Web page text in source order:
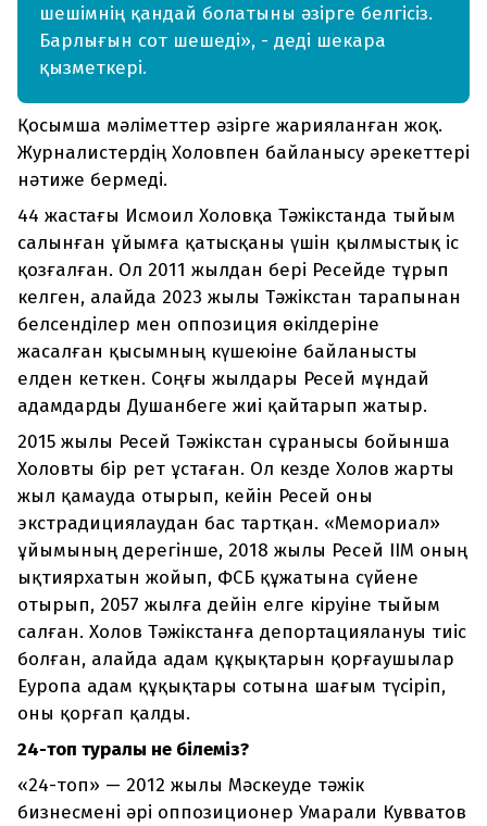
шешімнің қандай болатыны әзірге белгісіз.
Барлығын сот шешеді», - деді шекара
қызметкері.
Қосымша мәліметтер әзірге жарияланған жоқ.
Журналистердің Холовпен байланысу әрекеттері
нәтиже бермеді.
44 жастағы Исмоил Холовқа Тәжікстанда тыйым
салынған ұйымға қатысқаны үшін қылмыстық іс
қозғалған. Ол 2011 жылдан бері Ресейде тұрып
келген, алайда 2023 жылы Тәжікстан тарапынан
белсенділер мен оппозиция өкілдеріне
жасалған қысымның күшеюіне байланысты
елден кеткен. Соңғы жылдары Ресей мұндай
адамдарды Душанбеге жиі қайтарып жатыр.
2015 жылы Ресей Тәжікстан сұранысы бойынша
Холовты бір рет ұстаған. Ол кезде Холов жарты
жыл қамауда отырып, кейін Ресей оны
экстрадициялаудан бас тартқан. «Мемориал»
ұйымының дерегінше, 2018 жылы Ресей ІІМ оның
ықтиярхатын жойып, ФСБ құжатына сүйене
отырып, 2057 жылға дейін елге кіруіне тыйым
салған. Холов Тәжікстанға депортациялануы тиіс
болған, алайда адам құқықтарын қорғаушылар
Еуропа адам құқықтары сотына шағым түсіріп,
оны қорғап қалды.
24-топ туралы не білеміз?
«24-топ» — 2012 жылы Мәскеуде тәжік
бизнесмені әрі оппозиционер Умарали Кувватов